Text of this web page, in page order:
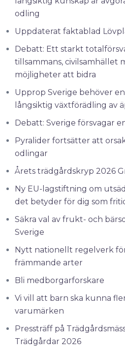
odling
Uppdaterat faktablad
Debatt: Ett starkt
tillsammans, civilsamhället
möjligheter att bidra
Upprop Sverige behöver
långsiktig växtförädling av
Debatt: Sverige försvagar
Pyralider fortsätter att
odlingar
Årets trädgårdskryp 2026
Ny EU-lagstiftning om
det betyder för dig som
Säkra val av frukt- och
Sverige
Nytt nationellt regelverk
främmande arter
Bli medborgarforskare
Vi vill att barn ska kunna
varumärken
Pressträff på
Trädgårdar 2026